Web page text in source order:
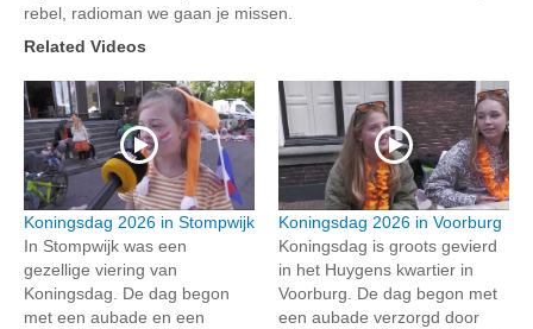
rebel, radioman we gaan je missen.
Related Videos
Koningsdag 2026 in Stompwijk
In Stompwijk was een
gezellige viering van
Koningsdag. De dag begon
met een aubade en een
Koningsdag 2026 in Voorburg
Koningsdag is groots gevierd
in het Huygens kwartier in
Voorburg. De dag begon met
een aubade verzorgd door